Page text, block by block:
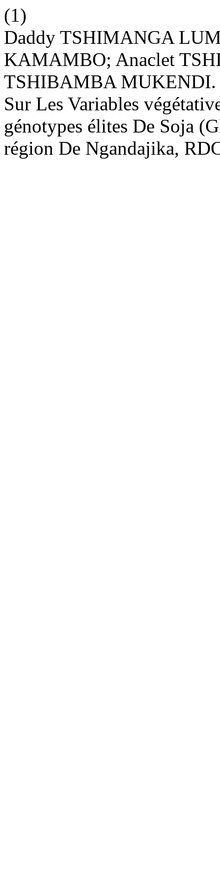
(1)
Daddy TSHIMANGA
KAMAMBO; Anaclet
TSHIBAMBA MUKENDI.
Sur Les Variables
génotypes élites De Soja
région De Ngandajika,